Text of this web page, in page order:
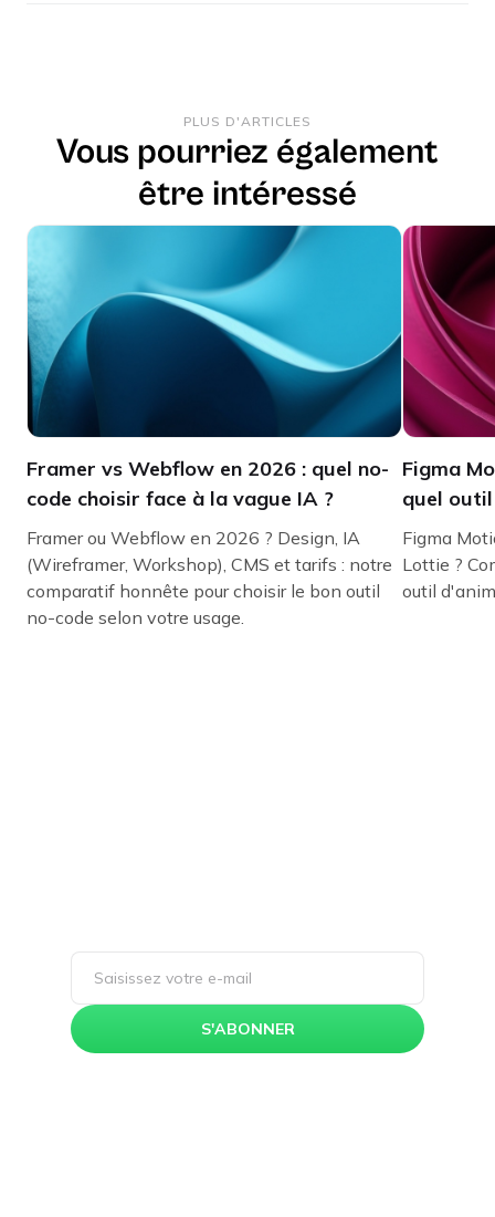
PLUS D'ARTICLES
Vous pourriez également
être intéressé
Framer vs Webflow en 2026 : quel no-
code choisir face à la vague IA ?
Framer ou Webflow en 2026 ? Design, IA
(Wireframer, Workshop), CMS et tarifs : notre
comparatif honnête pour choisir le bon outil
no-code selon votre usage.
Figma
quel
Figma
Lottie ?
outil